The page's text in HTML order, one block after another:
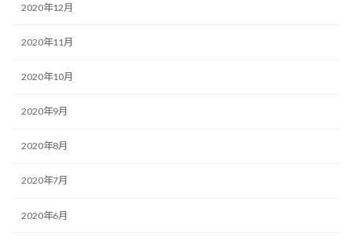
2020年12月
2020年11月
2020年10月
2020年9月
2020年8月
2020年7月
2020年6月